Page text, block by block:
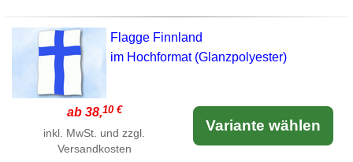
Flagge Finnland
im Hochformat (Glanzpolyester)
ab 38,10 €
inkl. MwSt. und zzgl.
Versandkosten
Variante wählen